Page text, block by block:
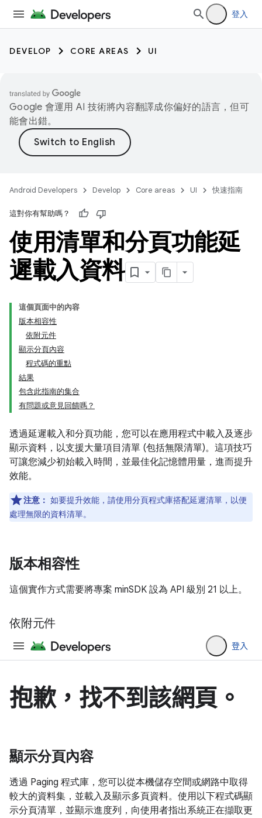
登入
DEVELOP CORE AREAS UI
Google 會運用 AI 技術將內容翻譯成你偏好的語言，但可
能會出錯。
Android Developers Develop Core areas UI 快速指南
這對你有幫助嗎？
使用清單和分頁功能延
遲載入資料
這個頁面中的內容
版本相容性
依附元件
顯示分頁內容
程式碼的重點
結果
包含此指南的集合
有問題或意見回饋嗎？
透過延遲載入和分頁功能，您可以在應用程式中載入及逐步
顯示資料，以支援大量項目清單 (包括無限清單)。這項技巧
可讓您減少初始載入時間，並最佳化記憶體用量，進而提升
效能。
注意： 如要提升效能，請使用分頁程式庫搭配延遲清單，以便
處理無限的資料清單。
版本相容性
這個實作方式需要將專案 minSDK 設為 API 級別 21 以上。
依附元件
顯示分頁內容
透過 Paging 程式庫，您可以從本機儲存空間或網路中取得
較大的資料集，並載入及顯示多頁資料。使用以下程式碼顯
示分頁清單，並顯示進度列，向使用者指出系統正在擷取更